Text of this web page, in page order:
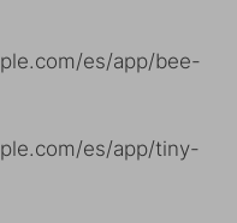
es/app/bee-
es/app/tiny-